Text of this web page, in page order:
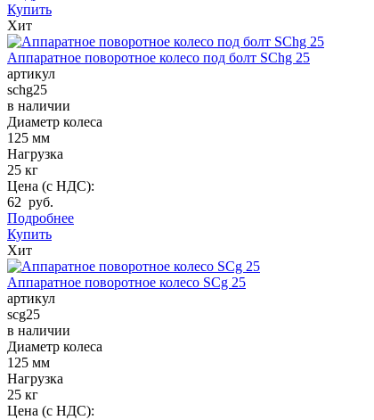
Купить
Хит
Аппаратное поворотное колесо под болт SChg 25
артикул
schg25
в наличии
Диаметр колеса
125 мм
Нагрузка
25 кг
Цена (с НДС):
62 руб.
Подробнее
Купить
Хит
Аппаратное поворотное колесо SCg 25
артикул
scg25
в наличии
Диаметр колеса
125 мм
Нагрузка
25 кг
Цена (с НДС):